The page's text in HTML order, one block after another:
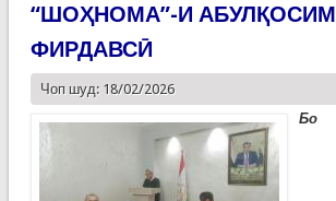
“ШОҲНОМА”-И АБУЛҚОСИМ
ФИРДАВСӢ
Чоп шуд: 18/02/2026
Бо